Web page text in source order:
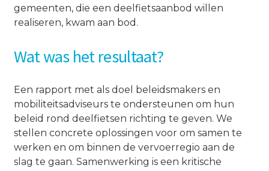
gemeenten, die een deelfietsaanbod willen
realiseren, kwam aan bod.
Wat was het resultaat?
Een rapport met als doel beleidsmakers en
mobiliteitsadviseurs te ondersteunen om hun
beleid rond deelfietsen richting te geven. We
stellen concrete oplossingen voor om samen te
werken en om binnen de vervoerregio aan de
slag te gaan. Samenwerking is een kritische